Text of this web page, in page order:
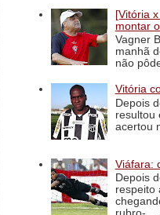
[Vitória
montar
Vagner
manhã
não
Vitória
Depois
resultou
acertou
Viáfara:
Depois
respeito